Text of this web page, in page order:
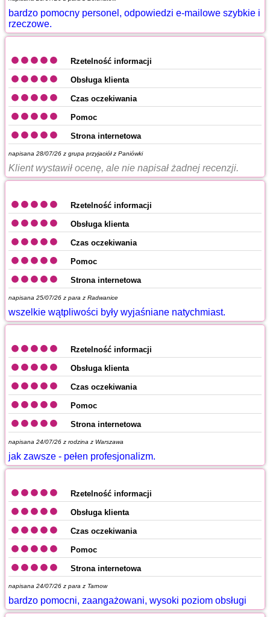
bardzo pomocny personel, odpowiedzi e-mailowe szybkie i
rzeczowe.
Rzetelność informacji
Obsługa klienta
Czas oczekiwania
Pomoc
Strona internetowa
napisana 28/07/26 z grupa przyjaciół z Paniówki
Klient wystawił ocenę, ale nie napisał żadnej recenzji.
Rzetelność informacji
Obsługa klienta
Czas oczekiwania
Pomoc
Strona internetowa
napisana 25/07/26 z para z Radwanice
wszelkie wątpliwości były wyjaśniane natychmiast.
Rzetelność informacji
Obsługa klienta
Czas oczekiwania
Pomoc
Strona internetowa
napisana 24/07/26 z rodzina z Warszawa
jak zawsze - pełen profesjonalizm.
Rzetelność informacji
Obsługa klienta
Czas oczekiwania
Pomoc
Strona internetowa
napisana 24/07/26 z para z Tarnow
bardzo pomocni, zaangażowani, wysoki poziom obsługi